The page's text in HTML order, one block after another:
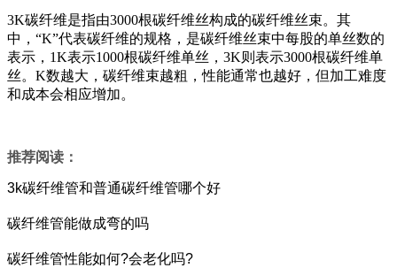
3K碳纤维是指由3000根碳纤维丝构成的碳纤维丝束。其
中，“K”代表碳纤维的规格，是碳纤维丝束中每股的单丝数的
表示，1K表示1000根碳纤维单丝，3K则表示3000根碳纤维单
丝。K数越大，碳纤维束越粗，性能通常也越好，但加工难度
和成本会相应增加。
推荐阅读：
3k碳纤维管和普通碳纤维管哪个好
碳纤维管能做成弯的吗
碳纤维管性能如何?会老化吗?